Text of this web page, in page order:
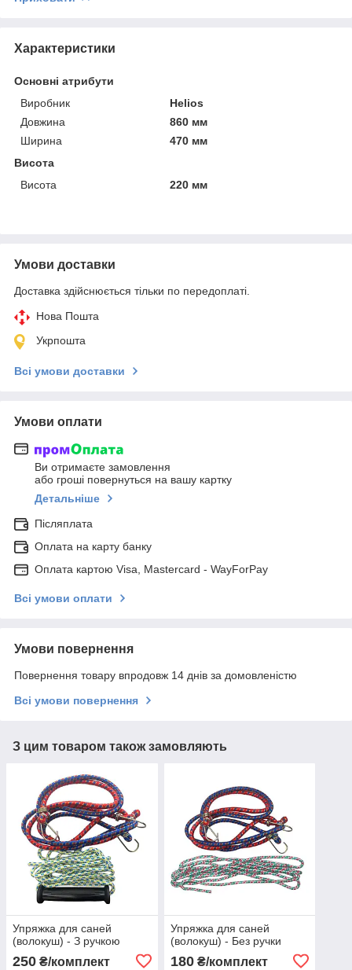
Характеристики
Основні атрибути
Виробник
Helios
Довжина
860 мм
Ширина
470 мм
Висота
Висота
220 мм
Умови доставки
Доставка здійснюється тільки по передоплаті.
Нова Пошта
Укрпошта
Всі умови доставки
Умови оплати
Ви отримаєте замовлення
або гроші повернуться на вашу картку
Детальніше
Післяплата
Оплата на карту банку
Оплата картою Visa, Mastercard - WayForPay
Всі умови оплати
Умови повернення
Повернення товару впродовж 14 днів за домовленістю
Всі умови повернення
З цим товаром також замовляють
Упряжка для саней
(волокуш) - З ручкою
250 ₴/комплект
Упряжка для саней
(волокуш) - Без ручки
180₴/комплект